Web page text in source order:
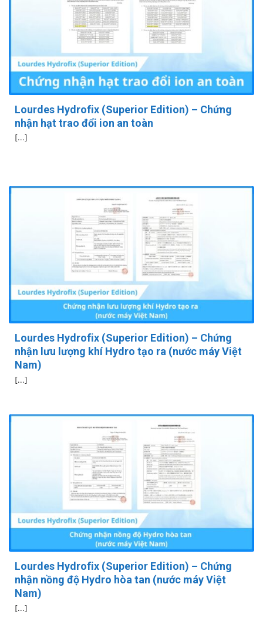
Lourdes Hydrofix (Superior Edition) – Chứng
nhận hạt trao đổi ion an toàn
[...]
Lourdes Hydrofix (Superior Edition) – Chứng
nhận lưu lượng khí Hydro tạo ra (nước máy Việt
Nam)
[...]
Lourdes Hydrofix (Superior Edition) – Chứng
nhận nồng độ Hydro hòa tan (nước máy Việt
Nam)
[...]